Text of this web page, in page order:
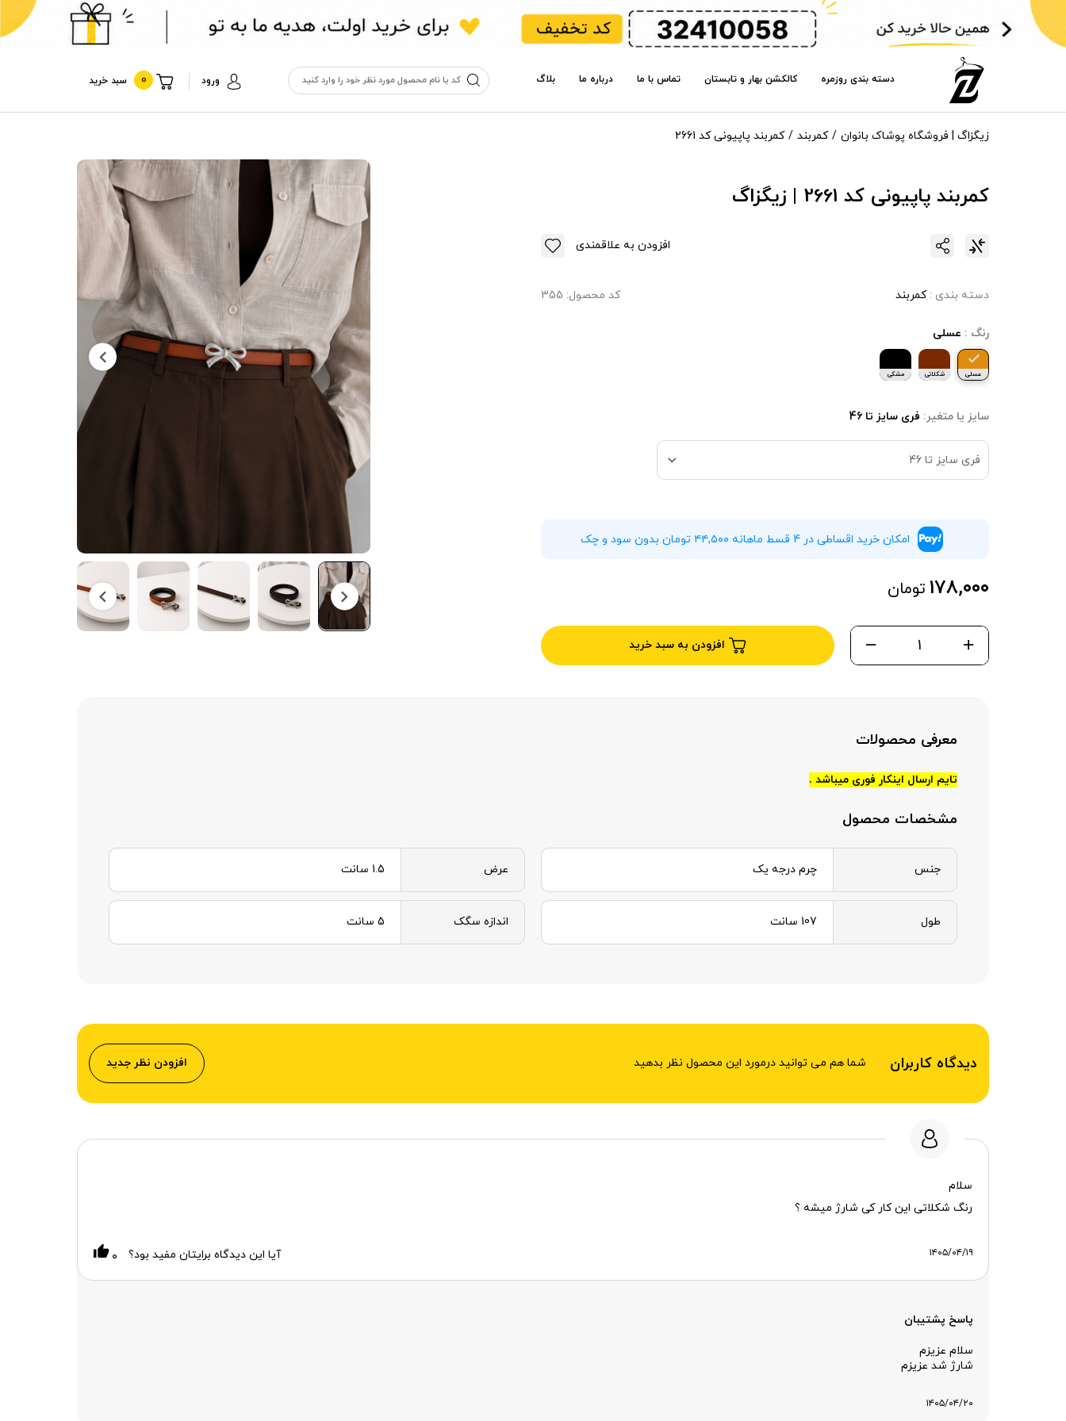
دسته بندی روزمره کالکشن بهار و تابستان تماس با ما درباره ما بلاگ ورود 0 سبد خرید
زیگزاگ | فروشگاه پوشاک بانوان کمربند کمربند پاپیونی کد 2661
کمربند پاپیونی کد 2661 | زیگزاگ
افزودن به علاقمندی
دسته بندی :کمربند کد محصول: 355
رنگ : عسلی
عسلی شکلاتی مشکی
سایز یا متغیر: فری سایز تا 46
فری سایز تا 46
امکان خرید اقساطی در 4 قسط ماهانه ۴۴,۵۰۰ تومان بدون سود و چک
۱۷۸,۰۰۰تومان
افزودن به سبد خرید
معرفی محصولات
تایم ارسال اینکار فوری میباشد .
مشخصات محصول
جنس چرم درجه یک عرض 1.5 سانت
طول 107 سانت اندازه سگک 5 سانت
دیدگاه کاربران شما هم می توانید درمورد این محصول نظر بدهید افزودن نظر جدید
سلام
رنگ شکلاتی این کار کی شارژ میشه ؟
۱۴۰۵/۰۴/۱۹ آیا این دیدگاه برایتان مفید بود؟ ۰
پاسخ پشتیبان
سلام عزیزم
شارژ شد عزیزم
۱۴۰۵/۰۴/۲۰